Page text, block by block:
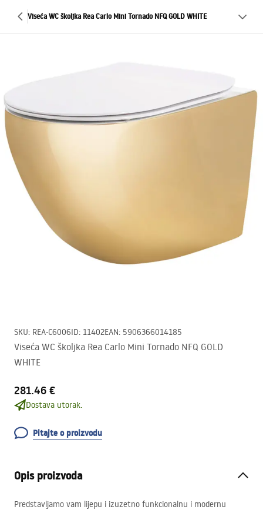
Viseća WC školjka Rea Carlo Mini Tornado NFQ GOLD WHITE
SKU: REA-C6006ID: 11402EAN: 5906366014185
Viseća WC školjka Rea Carlo Mini Tornado NFQ GOLD
WHITE
281.46 €
Dostava utorak.
Pitajte o proizvodu
Opis proizvoda
Predstavljamo vam lijepu i izuzetno funkcionalnu i modernu